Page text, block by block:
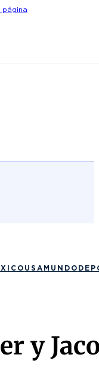
página
USA MUNDO
y